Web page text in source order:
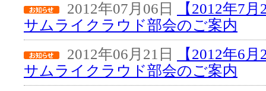
2012年07月06日
【2012年7
サムライクラウド部会のご案内
2012年06月21日
【2012年6
サムライクラウド部会のご案内